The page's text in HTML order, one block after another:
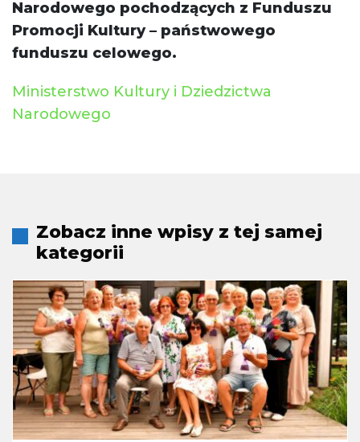
Narodowego pochodzących z Funduszu
Promocji Kultury – państwowego
funduszu celowego.
Ministerstwo Kultury i Dziedzictwa
Narodowego
Zobacz inne wpisy z tej samej
kategorii